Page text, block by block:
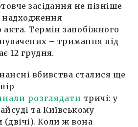
засідання не пізніше
надходження
Термін запобіжного
– тримання під
12 грудня.
вбивства сталися ще
розглядати тричі: у
та Київському
(двічі). Коли ж вона